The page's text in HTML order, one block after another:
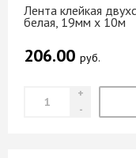
Лента клейкая
белая, 19мм х 10м
206.00 руб.